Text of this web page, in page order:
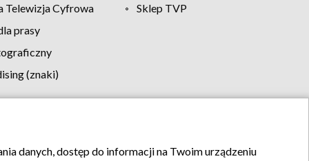
Telewizja Cyfrowa
Sklep TVP
prasy
(znaki)
Kontakt
danych, dostęp do informacji na Twoim urządzeniu